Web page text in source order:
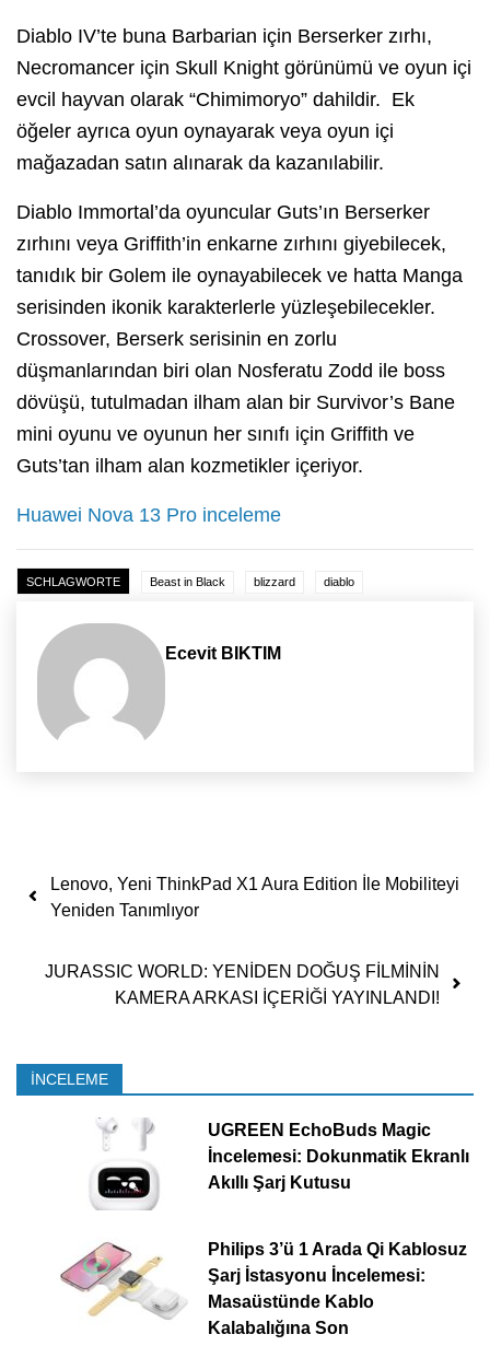
Diablo IV’te buna Barbarian için Berserker zırhı,
Necromancer için Skull Knight görünümü ve oyun içi
evcil hayvan olarak “Chimimoryo” dahildir. Ek
öğeler ayrıca oyun oynayarak veya oyun içi
mağazadan satın alınarak da kazanılabilir.
Diablo Immortal’da oyuncular Guts’ın Berserker
zırhını veya Griffith’in enkarne zırhını giyebilecek,
tanıdık bir Golem ile oynayabilecek ve hatta Manga
serisinden ikonik karakterlerle yüzleşebilecekler.
Crossover, Berserk serisinin en zorlu
düşmanlarından biri olan Nosferatu Zodd ile boss
dövüşü, tutulmadan ilham alan bir Survivor’s Bane
mini oyunu ve oyunun her sınıfı için Griffith ve
Guts’tan ilham alan kozmetikler içeriyor.
Huawei Nova 13 Pro inceleme
SCHLAGWORTE Beast in Black blizzard diablo
Ecevit BIKTIM
Yazı dolaşımı
Lenovo, Yeni ThinkPad X1 Aura Edition İle Mobiliteyi
Yeniden Tanımlıyor
JURASSIC WORLD: YENİDEN DOĞUŞ FİLMİNİN
KAMERA ARKASI İÇERİĞİ YAYINLANDI!
İNCELEME
UGREEN EchoBuds Magic
İncelemesi: Dokunmatik Ekranlı
Akıllı Şarj Kutusu
Philips 3’ü 1 Arada Qi Kablosuz
Şarj İstasyonu İncelemesi:
Masaüstünde Kablo
Kalabalığına Son